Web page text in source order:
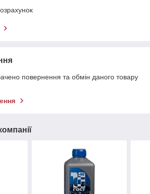
повернення та обмін даного товару